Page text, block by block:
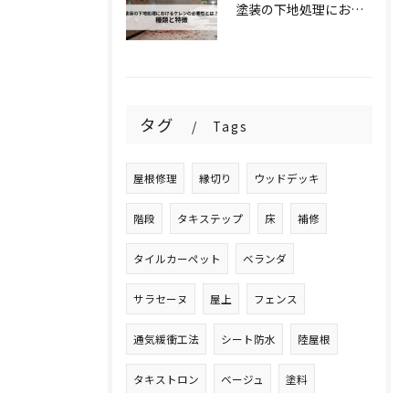
塗装の下地処理におけるケレンの必要性とは？種類と特徴を解説！
タグ Tags
屋根修理 縁切り ウッドデッキ
階段 タキステップ 床 補修
タイルカーペット ベランダ
サラセーヌ 屋上 フェンス
通気緩衝工法 シート防水 陸屋根
タキストロン ベージュ 塗料